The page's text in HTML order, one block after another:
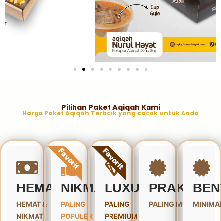
Pilihan Paket Aqiqah Kami
Harga Paket Aqiqah Terbaik yang cocok untuk Anda
HEMAT
HEMAT &
NIKMAT
NIKMAT
PALING
POPULER
Favorit
LUXURY
PALING
PREMIUM
Favorit
PRAKTIS
PALING MURAH